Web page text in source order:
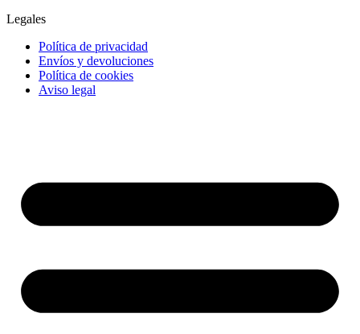
Legales
Política de privacidad
Envíos y devoluciones
Política de cookies
Aviso legal